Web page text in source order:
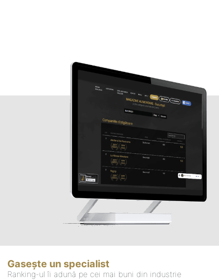
Gasește un specialist
Ranking-ul îi adună pe cei mai buni din industrie